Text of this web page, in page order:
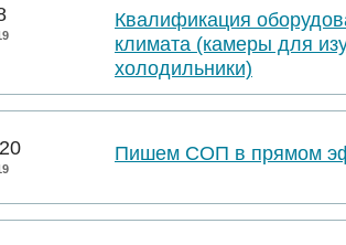
Квалификация
климата (камеры для
холодильники)
Пишем СОП в прямом